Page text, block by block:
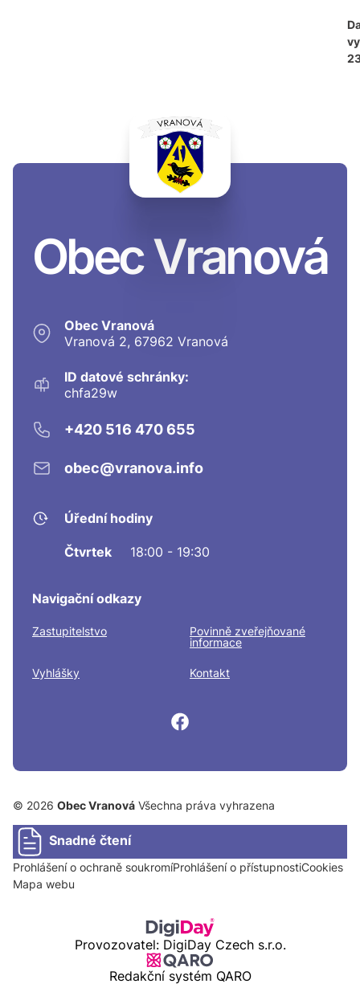
Obec Vranová
Obec Vranová
Vranová 2, 67962 Vranová
ID datové schránky:
chfa29w
+420 516 470 655
obec@vranova.info
Úřední hodiny
Čtvrtek 18:00 - 19:30
Navigační odkazy
Zastupitelstvo
Povinně zveřejňované
informace
Vyhlášky Kontakt
© 2026 Obec Vranová Všechna práva vyhrazena
Snadné čtení
Prohlášení o ochraně soukromíProhlášení o přístupnostiCookies
Mapa webu
Provozovatel: DigiDay Czech s.r.o.
Redakční systém QARO